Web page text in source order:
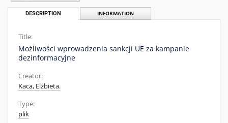
DESCRIPTION INFORMATION
Title:
Możliwości wprowadzenia sankcji UE za kampanie
dezinformacyjne
Creator:
Kaca, Elżbieta.
Type:
plik